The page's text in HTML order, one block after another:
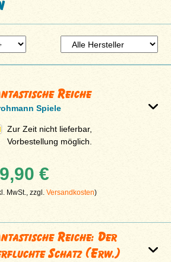
Reiche
Spiele
Zur Zeit nicht lieferbar,
Vorbestellung möglich.
€
MwSt., zzgl.Versandkosten)
Reiche: Der
Schatz (Erw.)